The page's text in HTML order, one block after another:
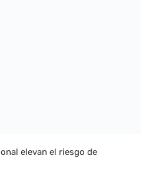
elevan el riesgo de